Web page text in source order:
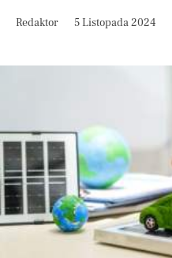
Redaktor 5 Listopada 2024